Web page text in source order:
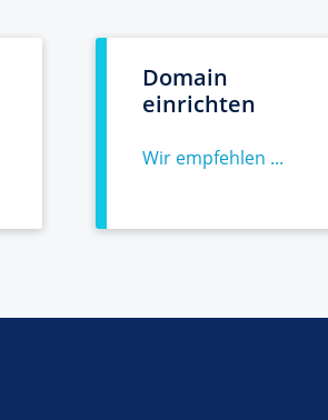
Domain
einrichten
Wir empfehlen ...